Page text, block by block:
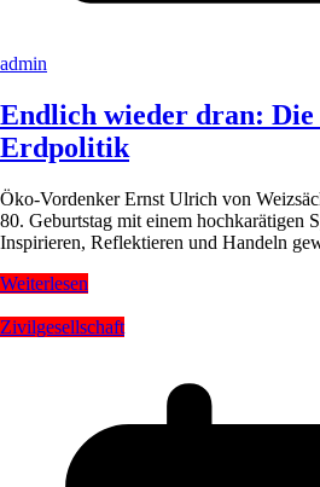
admin
Endlich wieder dran:
Erdpolitik
Öko-Vordenker Ernst Ulrich von
80. Geburtstag mit einem hochkarätigen
Inspirieren, Reflektieren und Handeln
Weiterlesen
Zivilgesellschaft